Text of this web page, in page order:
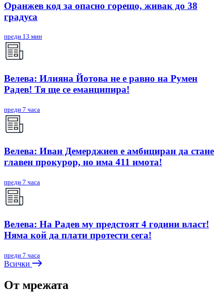
Оранжев код за опасно горещо, живак до 38
градуса
преди 13 мин
Велева: Илияна Йотова не е равно на Румен
Радев! Тя ще се еманципира!
преди 7 часа
Велева: Иван Демерджиев е амбициран да стане
главен прокурор, но има 411 имота!
преди 7 часа
Велева: На Радев му предстоят 4 години власт!
Няма кой да плати протести сега!
преди 7 часа
Всички
От мрежата